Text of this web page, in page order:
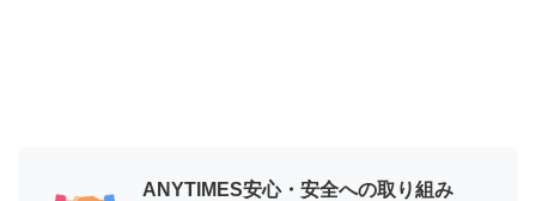
ANYTIMES安心・安全への取り組み